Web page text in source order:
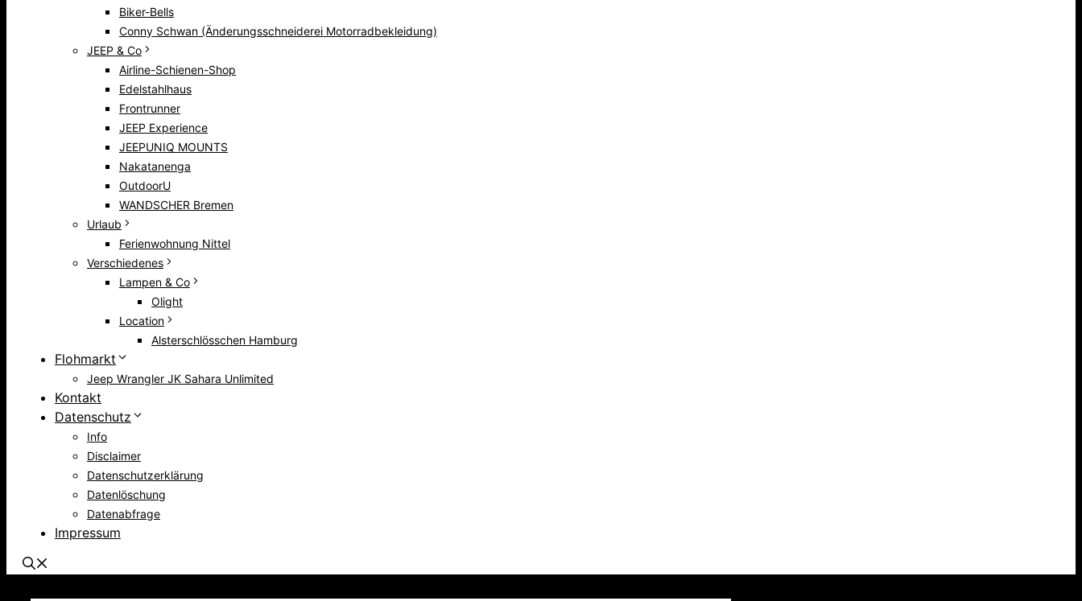
Biker-Bells
Conny Schwan (Änderungsschneiderei Motorradbekleidung)
JEEP & Co
Airline-Schienen-Shop
Edelstahlhaus
Frontrunner
JEEP Experience
JEEPUNIQ MOUNTS
Nakatanenga
OutdoorU
WANDSCHER Bremen
Urlaub
Ferienwohnung Nittel
Verschiedenes
Lampen & Co
Olight
Location
Alsterschlösschen Hamburg
Flohmarkt
Jeep Wrangler JK Sahara Unlimited
Kontakt
Datenschutz
Info
Disclaimer
Datenschutzerklärung
Datenlöschung
Datenabfrage
Impressum